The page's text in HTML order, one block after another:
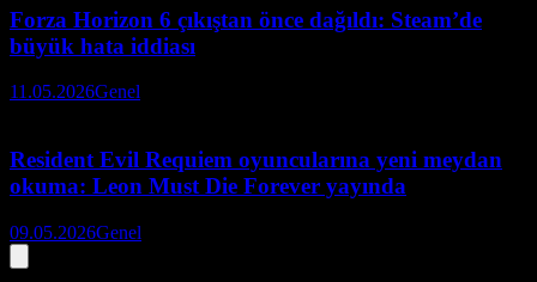
Forza Horizon 6 çıkıştan önce dağıldı: Steam’de
büyük hata iddiası
11.05.2026Genel
Resident Evil Requiem oyuncularına yeni meydan
okuma: Leon Must Die Forever yayında
09.05.2026Genel